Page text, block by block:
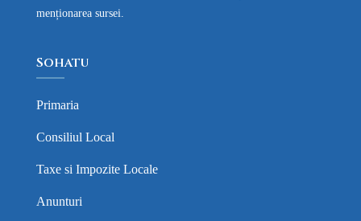
menționarea sursei.
Sohatu
Primaria
Consiliul Local
Taxe si Impozite Locale
Anunturi